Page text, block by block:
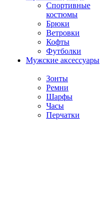
Спортивные
костюмы
Брюки
Ветровки
Кофты
Футболки
Мужские аксессуары
Зонты
Ремни
Шарфы
Часы
Перчатки